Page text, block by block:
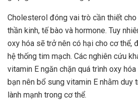
Cholesterol đóng vai trò cần thiết
thần kinh, tế bào và hormone. Tuy
oxy hóa sẽ trở nên có hại cho cơ thể,
hệ thống tim mạch. Các nghiên cứu
vitamin E ngăn chặn quá trình oxy
bạn nên bổ sung vitamin E nhằm
lành mạnh trong cơ thể.